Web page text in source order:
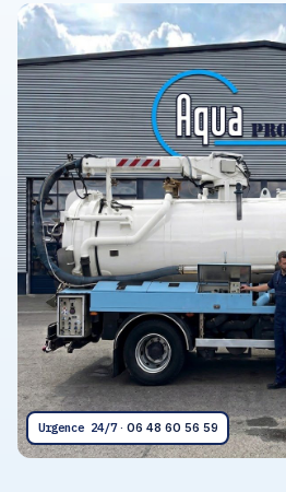
Urgence 24/7· 06 48 60 56 59